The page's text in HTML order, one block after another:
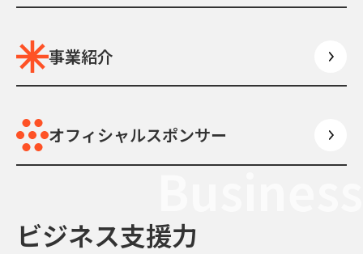
事業紹介
オフィシャルスポンサー
Business
ビジネス支援力